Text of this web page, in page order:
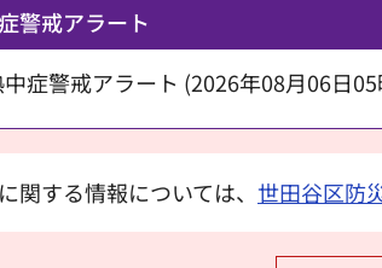
警戒アラート
中症警戒アラート (2026年08月06日
関する情報については、 世田谷区防